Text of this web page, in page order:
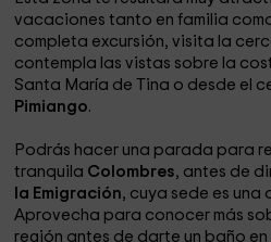
vacaciones tanto en familia
completa excursión, visita la
contempla las vistas sobre la
Santa María de Tina o desde el
Pimiango.
Podrás hacer una parada para
tranquila Colombres, antes de
la Emigración, cuya sede es
Aprovecha para conocer más
región antes de darte un baño